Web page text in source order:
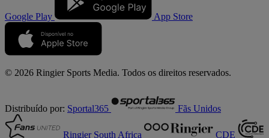
Google Play App Store
© 2026 Ringier Sports Media. Todos os direitos reservados.
Distribuído por: Sportal365 Fãs Unidos
Ringier South Africa CDE